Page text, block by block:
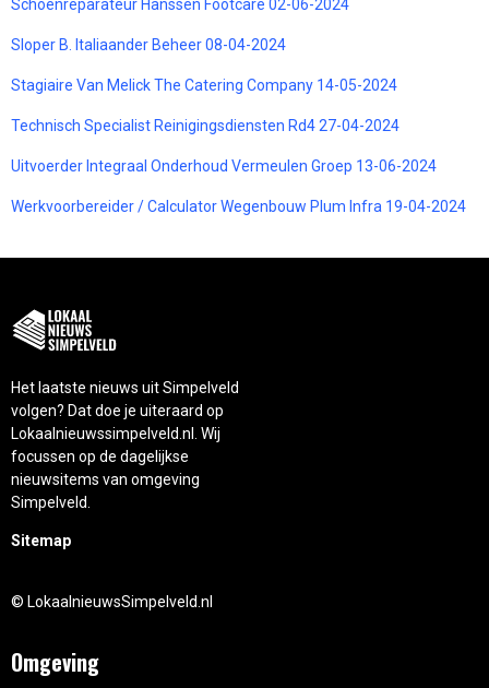
Schoenreparateur Hanssen Footcare 02-06-2024
Sloper B. Italiaander Beheer 08-04-2024
Stagiaire Van Melick The Catering Company 14-05-2024
Technisch Specialist Reinigingsdiensten Rd4 27-04-2024
Uitvoerder Integraal Onderhoud Vermeulen Groep 13-06-2024
Werkvoorbereider / Calculator Wegenbouw Plum Infra 19-04-2024
Het laatste nieuws uit Simpelveld
volgen? Dat doe je uiteraard op
Lokaalnieuwssimpelveld.nl. Wij
focussen op de dagelijkse
nieuwsitems van omgeving
Simpelveld.
Sitemap
© LokaalnieuwsSimpelveld.nl
Omgeving